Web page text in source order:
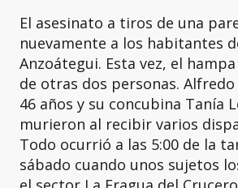
El asesinato a tiros de una
nuevamente a los habitantes
Anzoátegui. Esta vez, el
de otras dos personas. Alfredo
46 años y su concubina Tanía
murieron al recibir varios
Todo ocurrió a las 5:00 de la
sábado cuando unos sujetos